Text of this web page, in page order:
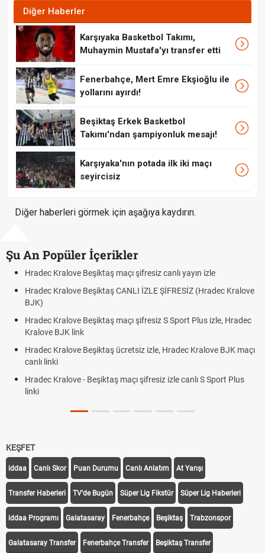
Diğer Haberler
Karşıyaka Basketbol Takımı,
Muhaymin Mustafa'yı transfer etti
Fenerbahçe, Mert Emre Ekşioğlu ile
yollarını ayırdı!
Beşiktaş Erkek Basketbol
Takımı'ndan şampiyonluk mesajı!
Karşıyaka'nın potada ilk iki maçı
seyircisiz
Diğer haberleri görmek için aşağıya kaydırın.
Şu An Popüler İçerikler
yayın izle
(Hradec Kralove
Plus izle, Hradec
Kralove BJK maçı
canlı S Sport Plus
Hradec Kralove - Beşiktaş maçı şifresiz izle
Hradec Kralove Beşiktaş maçı şifresiz
Trivela Nedir? Trivela Vuruşu Nasıl Yapılır?
Plonjon Nedir? Kalecilikte Plonjon Hareketi
KEŞFET
iddaa Canlı Skor Puan Durumu Canlı Anlatım At Yarışı
Transfer Haberleri TV'de Bugün Süper Lig Fikstür Süper Lig Haberleri
iddaa Programı Galatasaray Fenerbahçe Beşiktaş Trabzonspor
Galatasaray Transfer Fenerbahçe Transfer Beşiktaş Transfer